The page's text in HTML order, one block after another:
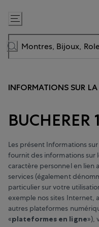
Passer
au
contenu
INFORMATIONS SUR
BUCHERER
Les présent Informations
fournit des informations sur
caractère personnel en lien
services (également
particulier sur votre
exemple nos sites Internet,
autres plateformes
«plateformes en ligne»),